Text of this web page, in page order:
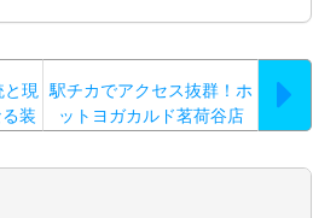
現
装
駅チカでアクセス抜群！ホ
ットヨガカルド茗荷谷店